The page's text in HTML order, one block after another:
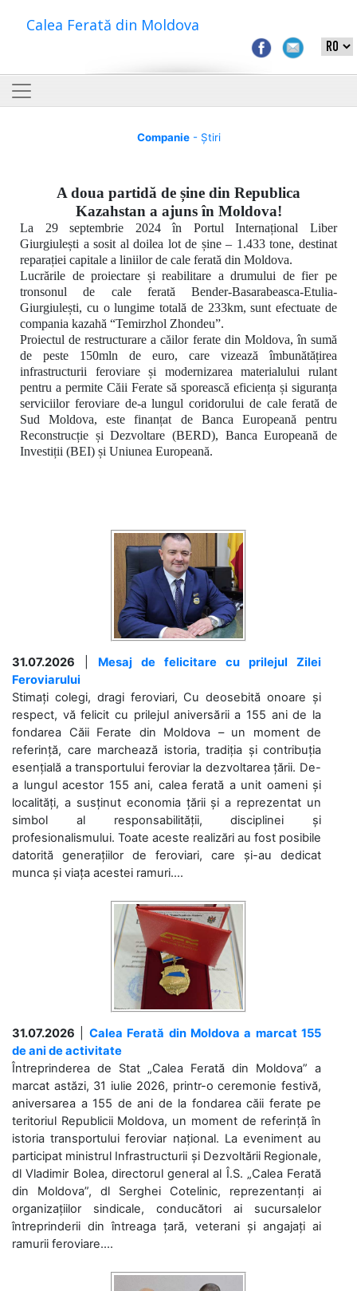
Calea Ferată din Moldova
Companie- Știri
A doua partidă de șine din Republica
Kazahstan a ajuns în Moldova!
La 29 septembrie 2024 în Portul Internațional Liber
Giurgiulești a sosit al doilea lot de șine – 1.433 tone, destinat
reparației capitale a liniilor de cale ferată din Moldova.
Lucrările de proiectare și reabilitare a drumului de fier pe
tronsonul de cale ferată Bender-Basarabeasca-Etulia-
Giurgiulești, cu o lungime totală de 233km, sunt efectuate de
compania kazahă “Temirzhol Zhondeu”.
Proiectul de restructurare a căilor ferate din Moldova, în sumă
de peste 150mln de euro, care vizează îmbunătățirea
infrastructurii feroviare și modernizarea materialului rulant
pentru a permite Căii Ferate să sporească eficiența și siguranța
serviciilor feroviare de-a lungul coridorului de cale ferată de
Sud Moldova, este finanțat de Banca Europeană pentru
Reconstrucție și Dezvoltare (BERD), Banca Europeană de
Investiții (BEI) și Uniunea Europeană.
31.07.2026
Mesaj de felicitare cu prilejul Zilei
Feroviarului
Stimați colegi, dragi feroviari, Cu deosebită onoare și
respect, vă felicit cu prilejul aniversării a 155 ani de la
fondarea Căii Ferate din Moldova – un moment de
referință, care marchează istoria, tradiția și contribuția
esențială a transportului feroviar la dezvoltarea țării. De-
a lungul acestor 155 ani, calea ferată a unit oameni și
localități, a susținut economia țării și a reprezentat un
simbol al responsabilității, disciplinei și
profesionalismului. Toate aceste realizări au fost posibile
datorită generațiilor de feroviari, care și-au dedicat
munca și viața acestei ramuri....
31.07.2026
Calea Ferată din Moldova a marcat 155
de ani de activitate
Întreprinderea de Stat „Calea Ferată din Moldova” a
marcat astăzi, 31 iulie 2026, printr-o ceremonie festivă,
aniversarea a 155 de ani de la fondarea căii ferate pe
teritoriul Republicii Moldova, un moment de referință în
istoria transportului feroviar național. La eveniment au
participat ministrul Infrastructurii și Dezvoltării Regionale,
dl Vladimir Bolea, directorul general al Î.S. „Calea Ferată
din Moldova”, dl Serghei Cotelinic, reprezentanți ai
organizațiilor sindicale, conducători ai sucursalelor
întreprinderii din întreaga țară, veterani și angajați ai
ramurii feroviare....